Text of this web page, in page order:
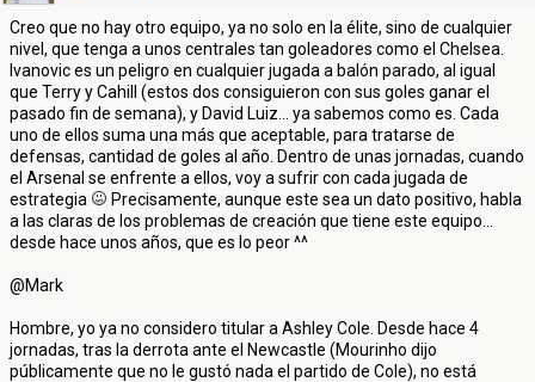
Creo que no hay otro equipo, ya no solo en la élite, sino de cualquier
nivel, que tenga a unos centrales tan goleadores como el Chelsea.
Ivanovic es un peligro en cualquier jugada a balón parado, al igual
que Terry y Cahill (estos dos consiguieron con sus goles ganar el
pasado fin de semana), y David Luiz... ya sabemos como es. Cada
uno de ellos suma una más que aceptable, para tratarse de
defensas, cantidad de goles al año. Dentro de unas jornadas, cuando
el Arsenal se enfrente a ellos, voy a sufrir con cada jugada de
estrategia
Precisamente, aunque este sea un dato positivo, habla
a las claras de los problemas de creación que tiene este equipo...
desde hace unos años, que es lo peor ^^
@Mark
Hombre, yo ya no considero titular a Ashley Cole. Desde hace 4
jornadas, tras la derrota ante el Newcastle (Mourinho dijo
públicamente que no le gustó nada el partido de Cole), no está